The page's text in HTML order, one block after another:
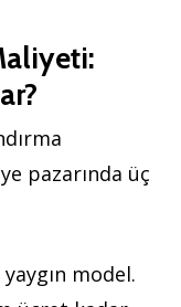
pazarında üç
yaygın model.